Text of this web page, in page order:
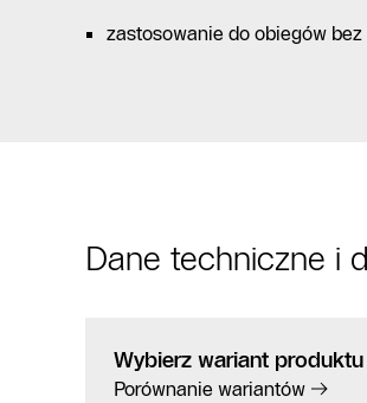
zastosowanie do obiegów
Dane techniczne i
Wybierz wariant produktu
Porównanie wariantów